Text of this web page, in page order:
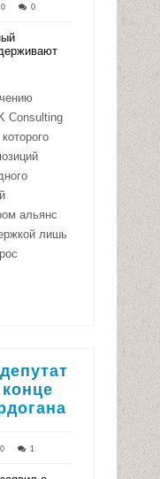
0
Consulting
альянс
лишь
1